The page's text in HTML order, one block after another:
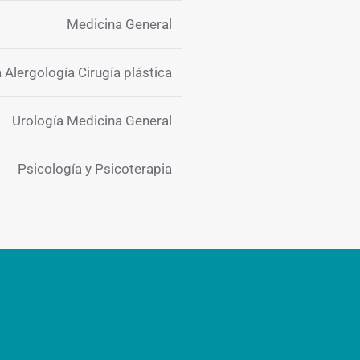
Medicina General
Alergología Cirugía plástica
Urología Medicina General
Psicología y Psicoterapia